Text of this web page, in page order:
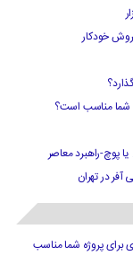
خودکار
شما مناسب است؟
پوچ-راهبرد معاصر
آفر در تهران
برای پروژه شما مناسب